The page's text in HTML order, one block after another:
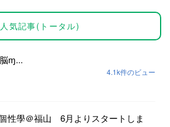
人気記事(トータル)
脳ɱ...
4.1k件のビュー
性學＠福山 6月よりスタートしま